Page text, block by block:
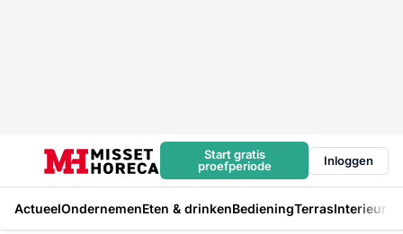
Start gratis
proefperiode
Inloggen
ActueelOndernemenEten & drinkenBedieningTerrasInterieur